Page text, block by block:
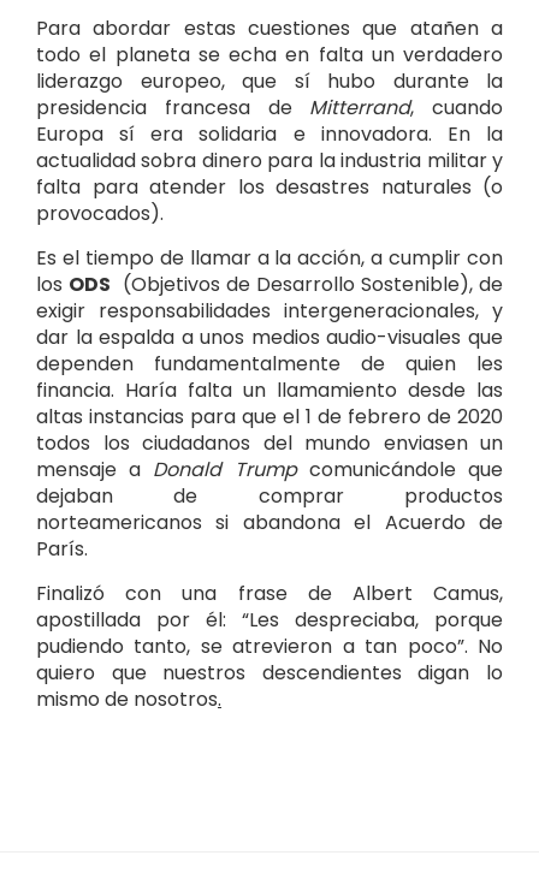
Para abordar estas cuestiones que atañen a
todo el planeta se echa en falta un verdadero
liderazgo europeo, que sí hubo durante la
presidencia francesa de Mitterrand, cuando
Europa sí era solidaria e innovadora. En la
actualidad sobra dinero para la industria militar y
falta para atender los desastres naturales (o
provocados).
Es el tiempo de llamar a la acción, a cumplir con
los ODS (Objetivos de Desarrollo Sostenible), de
exigir responsabilidades intergeneracionales, y
dar la espalda a unos medios audio-visuales que
dependen fundamentalmente de quien les
financia. Haría falta un llamamiento desde las
altas instancias para que el 1 de febrero de 2020
todos los ciudadanos del mundo enviasen un
mensaje a Donald Trumpcomunicándole que
dejaban de comprar productos
norteamericanos si abandona el Acuerdo de
París.
Finalizó con una frase de Albert Camus,
apostillada por él: “Les despreciaba, porque
pudiendo tanto, se atrevieron a tan poco”. No
quiero que nuestros descendientes digan lo
mismo de nosotros.